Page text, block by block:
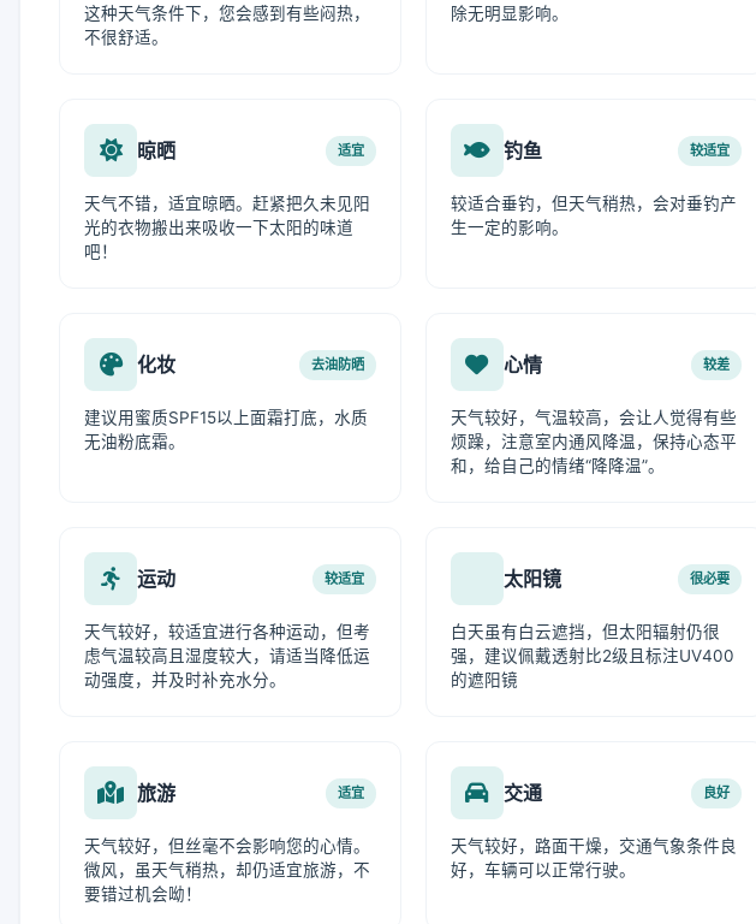
这种天气条件下，您会感到有些闷热，
不很舒适。
除无明显影响。
晾晒 适宜
天气不错，适宜晾晒。赶紧把久未见阳
光的衣物搬出来吸收一下太阳的味道
吧！
钓鱼 较适宜
较适合垂钓，但天气稍热，会对垂钓产
生一定的影响。
化妆 去油防晒
建议用蜜质SPF15以上面霜打底，水质
无油粉底霜。
心情 较差
天气较好，气温较高，会让人觉得有些
烦躁，注意室内通风降温，保持心态平
和，给自己的情绪“降降温”。
运动 较适宜
天气较好，较适宜进行各种运动，但考
虑气温较高且湿度较大，请适当降低运
动强度，并及时补充水分。
太阳镜 很必要
白天虽有白云遮挡，但太阳辐射仍很
强，建议佩戴透射比2级且标注UV400
的遮阳镜
旅游 适宜
天气较好，但丝毫不会影响您的心情。
微风，虽天气稍热，却仍适宜旅游，不
要错过机会呦！
交通 良好
天气较好，路面干燥，交通气象条件良
好，车辆可以正常行驶。